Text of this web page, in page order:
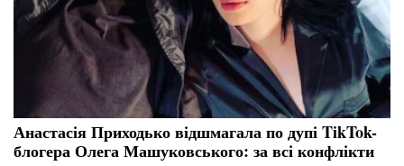
Анастасія Приходько відшмагала по дупі TikTok-
блогера Олега Машуковського: за всі конфлікти